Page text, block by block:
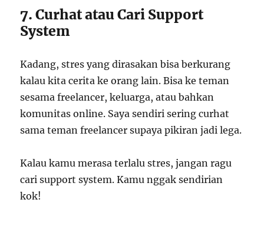
7. Curhat atau Cari Support
System
Kadang, stres yang dirasakan bisa berkurang
kalau kita cerita ke orang lain. Bisa ke teman
sesama freelancer, keluarga, atau bahkan
komunitas online. Saya sendiri sering curhat
sama teman freelancer supaya pikiran jadi lega.
Kalau kamu merasa terlalu stres, jangan ragu
cari support system. Kamu nggak sendirian
kok!